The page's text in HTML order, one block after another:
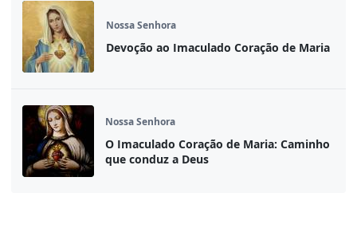
Nossa Senhora
Devoção ao Imaculado Coração de Maria
Nossa Senhora
O Imaculado Coração de Maria: Caminho
que conduz a Deus